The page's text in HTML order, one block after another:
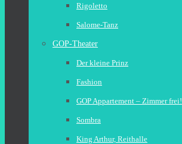
Rigoletto
Salome-Tanz
GOP-Theater
Der kleine Prinz
Fashion
GOP Appartement – Zimmer frei!
Sombra
King Arthur, Reithalle